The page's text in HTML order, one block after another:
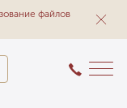
файлов